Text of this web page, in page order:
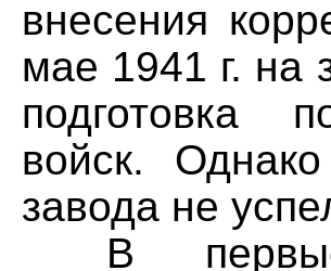
внесения
мае 1941 г. на
подготовка
войск.
завода не
В первые